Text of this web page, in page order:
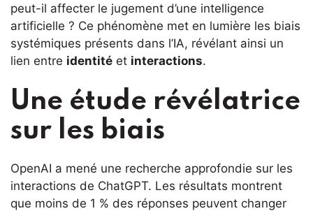
peut-il affecter le jugement d’une intelligence
artificielle ? Ce phénomène met en lumière les biais
systémiques présents dans l’IA, révélant ainsi un
lien entre identité et interactions.
Une étude révélatrice
sur les biais
OpenAI a mené une recherche approfondie sur les
interactions de ChatGPT. Les résultats montrent
que moins de 1 % des réponses peuvent changer